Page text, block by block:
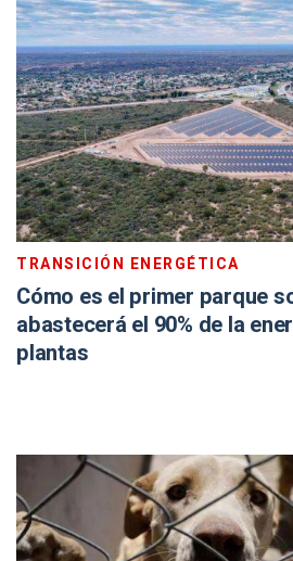
TRANSICIÓN ENERGÉTICA
Cómo es el primer parque
abastecerá el 90% de la
plantas